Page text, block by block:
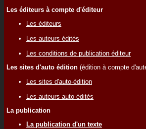
Les éditeurs à compte d'éditeur
Les éditeurs
Les auteurs édités
Les conditions de publication éditeur
Les sites d'auto édition (édition à compte
Les sites d'auto-édition
Les auteurs auto-édités
La publication
La publication d'un texte